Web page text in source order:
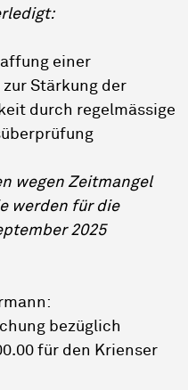
einer
Stärkung der
durch regelmässige
wegen Zeitmangel
werden für die
2025
bezüglich
für den Krienser